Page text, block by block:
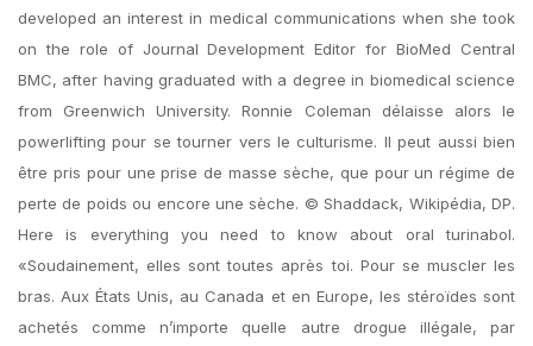
developed an interest in medical communications when she took
on the role of Journal Development Editor for BioMed Central
BMC, after having graduated with a degree in biomedical science
from Greenwich University. Ronnie Coleman délaisse alors le
powerlifting pour se tourner vers le culturisme. Il peut aussi bien
être pris pour une prise de masse sèche, que pour un régime de
perte de poids ou encore une sèche. © Shaddack, Wikipédia, DP.
Here is everything you need to know about oral turinabol.
«Soudainement, elles sont toutes après toi. Pour se muscler les
bras. Aux États Unis, au Canada et en Europe, les stéroïdes sont
achetés comme n’importe quelle autre drogue illégale, par